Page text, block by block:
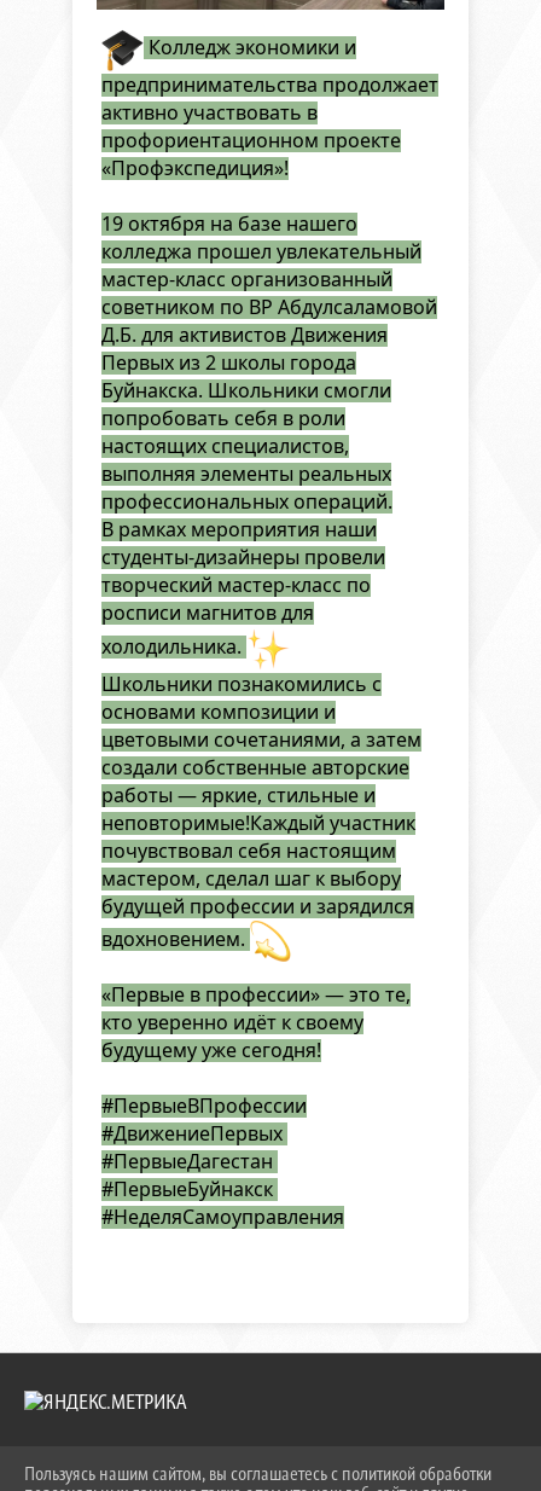
Колледж экономики и
предпринимательства продолжает
активно участвовать в
профориентационном проекте
«Профэкспедиция»!
19 октября на базе нашего
колледжа прошел увлекательный
мастер-класс организованный
советником по ВР Абдулсаламовой
Д.Б. для активистов Движения
Первых из 2 школы города
Буйнакска. Школьники смогли
попробовать себя в роли
настоящих специалистов,
выполняя элементы реальных
профессиональных операций.
В рамках мероприятия наши
студенты-дизайнеры провели
творческий мастер-класс по
росписи магнитов для
холодильника.
Школьники познакомились с
основами композиции и
цветовыми сочетаниями, а затем
создали собственные авторские
работы — яркие, стильные и
неповторимые!Каждый участник
почувствовал себя настоящим
мастером, сделал шаг к выбору
будущей профессии и зарядился
вдохновением.
«Первые в профессии» — это те,
кто уверенно идёт к своему
будущему уже сегодня!
#ПервыеВПрофессии
#ДвижениеПервых
#ПервыеДагестан
#ПервыеБуйнакск
#НеделяСамоуправления
2026 Г. KEIPBK.RU
Пользуясь нашим сайтом, вы соглашаетесь с политикой обработки